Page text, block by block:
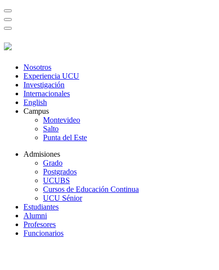
Nosotros
Experiencia UCU
Investigación
Internacionales
English
Campus
Montevideo
Salto
Punta del Este
Admisiones
Grado
Postgrados
UCUBS
Cursos de Educación Continua
UCU Sénior
Estudiantes
Alumni
Profesores
Funcionarios